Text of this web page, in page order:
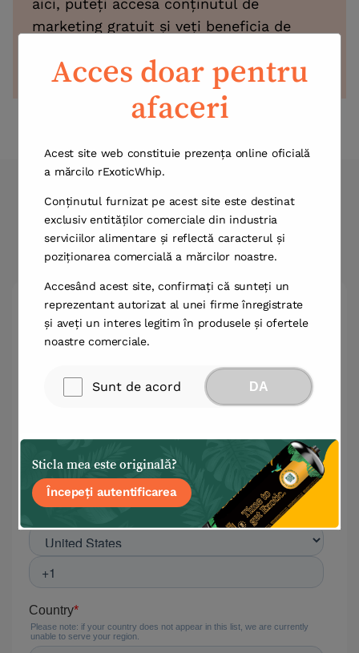
aici, puteți accesa conținutul de
marketing gratuit și veți beneficia de
Vindeți Marca Noastră,
Îmbunătățiți-vă Afacerea
Acces doar pentru
afaceri
Acest site web constituie prezența online oficială
a mărcilo rExoticWhip.
Conținutul furnizat pe acest site este destinat
exclusiv entităților comerciale din industria
serviciilor alimentare și reflectă caracterul și
poziționarea comercială a mărcilor noastre.
Accesând acest site, confirmați că sunteți un
reprezentant autorizat al unei firme înregistrate
și aveți un interes legitim în produsele și ofertele
noastre comerciale.
Sunt de acord DA
Sticla mea este originală?
Începeți autentificarea